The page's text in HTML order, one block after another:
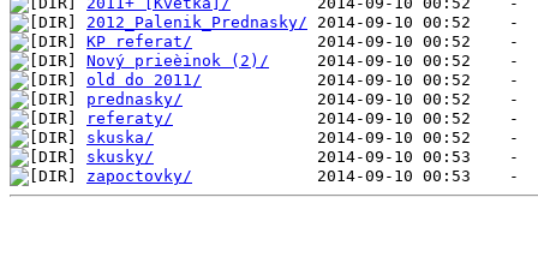
2012_Palenik_Prednasky/
KP referat/
Nový prieèinok (2)/
old do 2011/
prednasky/
referaty/
skuska/
skusky/
zapoctovky/